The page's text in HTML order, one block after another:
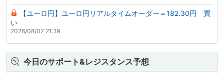
【ユーロ円】ユーロ円リアルタイムオーダー＝182.30円 買
い
2026/08/07 21:19
今日のサポート&レジスタンス予想